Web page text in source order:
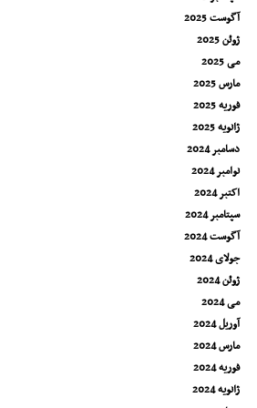
آگوست 2025
ژوئن 2025
می 2025
مارس 2025
فوریه 2025
ژانویه 2025
دسامبر 2024
نوامبر 2024
اکتبر 2024
سپتامبر 2024
آگوست 2024
جولای 2024
ژوئن 2024
می 2024
آوریل 2024
مارس 2024
فوریه 2024
ژانویه 2024